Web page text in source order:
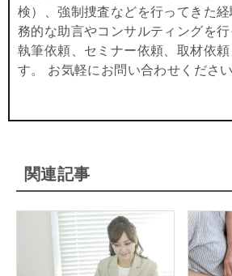
検）、強制捜査などを行ってきた
務的な助言やコンサルティングを
執筆依頼、セミナー依頼、取材依頼
す。 お気軽にお問い合わせください
関連記事